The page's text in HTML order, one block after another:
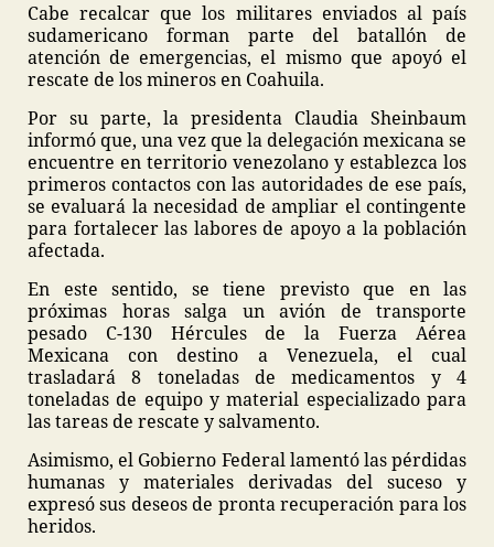
Cabe recalcar que los militares enviados al país
sudamericano forman parte del batallón de
atención de emergencias, el mismo que apoyó el
rescate de los mineros en Coahuila.
Por su parte, la presidenta Claudia Sheinbaum
informó que, una vez que la delegación mexicana se
encuentre en territorio venezolano y establezca los
primeros contactos con las autoridades de ese país,
se evaluará la necesidad de ampliar el contingente
para fortalecer las labores de apoyo a la población
afectada.
En este sentido, se tiene previsto que en las
próximas horas salga un avión de transporte
pesado C-130 Hércules de la Fuerza Aérea
Mexicana con destino a Venezuela, el cual
trasladará 8 toneladas de medicamentos y 4
toneladas de equipo y material especializado para
las tareas de rescate y salvamento.
Asimismo, el Gobierno Federal lamentó las pérdidas
humanas y materiales derivadas del suceso y
expresó sus deseos de pronta recuperación para los
heridos.